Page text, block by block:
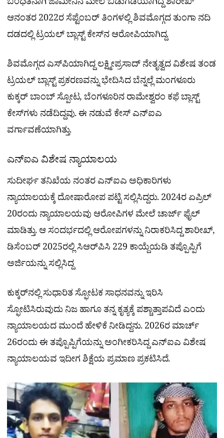
ಬಂಧಿತನಾಗಿ ಜಾಮೀನಿನ ಮೇಲೆ ಬಿಡುಗಡೆಯಾಗಿದ್ದ ಶಾರೀಖ್​
ಆನಂತರ 2022ರ ಸೆಪ್ಟೆಂಬರ್ ತಿಂಗಳಲ್ಲಿ ಶಿವಮೊಗ್ಗದ ತುಂಗಾ ನದಿ
ದಡದಲ್ಲಿ ಟ್ರಯಲ್ ಬ್ಲಾಸ್ಟ್​ ಕೇಸ್​​ನ ಆರೋಪಿಯಾಗಿದ್ದ.
ಶಿವಮೊಗ್ಗದ ಎಸ್​ಪಿಯಾಗಿದ್ದ ಲಕ್ಷ್ಮೀಪ್ರಸಾದ್​ ನೇತೃತ್ವದ ವಿಶೇಷ ತಂಡ
ಟ್ರಯಲ್ ಬ್ಲಾಸ್ಟ್ ಪ್ರಕರಣವನ್ನು ಭೇದಿಸಿದ ಬೆನ್ನಲ್ಲೆ ಮಂಗಳೂರು
ಕುಕ್ಕರ್ ಬಾಂಬ್ ಸ್ಪೋಟ, ಬೆಂಗಳೂರಿನ ರಾಮೇಶ್ವರಂ ಕಫೆ ಬ್ಲಾಸ್ಟ್
ಕೇಸ್​ಗಳು ನಡೆದಿದ್ದವು. ಈ ನಡುವೆ ಕೇಸ್ ಎನ್​ಐಎ
ವರ್ಗಾವಣೆಯಾಗಿತ್ತು.
ಎನ್​ಐಎ ವಿಶೇಷ ನ್ಯಾಯಾಲಯ
ಸುದೀರ್ಘ ತನಿಖೆಯ ನಂತರ ಎನ್‌ಐಎ ಅಧಿಕಾರಿಗಳು
ನ್ಯಾಯಾಲಯಕ್ಕೆ ದೋಷಾರೋಪ ಪಟ್ಟಿ ಸಲ್ಲಿಸಿದ್ದರು. 2024ರ ಏಪ್ರಿಲ್
20ರಂದು ನ್ಯಾಯಾಲಯವು ಆರೋಪಿಗಳ ಮೇಲೆ ಚಾರ್ಜ್ ಫೈಲ್
ಮಾಡಿತ್ತು. ಆ ಸಂದರ್ಭದಲ್ಲಿ ಆರೋಪಗಳನ್ನು ನಿರಾಕರಿಸಿದ್ದ ಶಾರೀಖ್,
ಡಿಸೆಂಬರ್ 2025ರಲ್ಲಿ ಸಿಆರ್‌ಪಿಸಿ 229 ಕಾಯ್ದೆಯಡಿ ತಪ್ಪೊಪ್ಪಿಗೆ
ಅರ್ಜಿಯನ್ನು ಸಲ್ಲಿಸಿದ್ದ
ಕುಕ್ಕರ್‌ನಲ್ಲಿ ಸುಧಾರಿತ ಸ್ಫೋಟಕ ಸಾಧನವನ್ನು ಇರಿಸಿ
ಸ್ಫೋಟಿಸಿರುವುದು ನಿಜ ಹಾಗೂ ತನ್ನ ಕೃತ್ಯಕ್ಕೆ ಪಶ್ಚಾತ್ತಾಪವಿದೆ ಎಂದು
ನ್ಯಾಯಾಲಯದ ಮುಂದೆ ಹೇಳಿಕೆ ನೀಡಿದ್ದನು. 2026ರ ಮಾರ್ಚ್
26ರಂದು ಈ ತಪ್ಪೊಪ್ಪಿಗೆಯನ್ನು ಅಂಗೀಕರಿಸಿದ್ದ ಎನ್‌ಐಎ ವಿಶೇಷ
ನ್ಯಾಯಾಲಯವ ಇದೀಗ ಶಿಕ್ಷೆಯ ಪ್ರಮಾಣ ಪ್ರಕಟಿಸಿದೆ.